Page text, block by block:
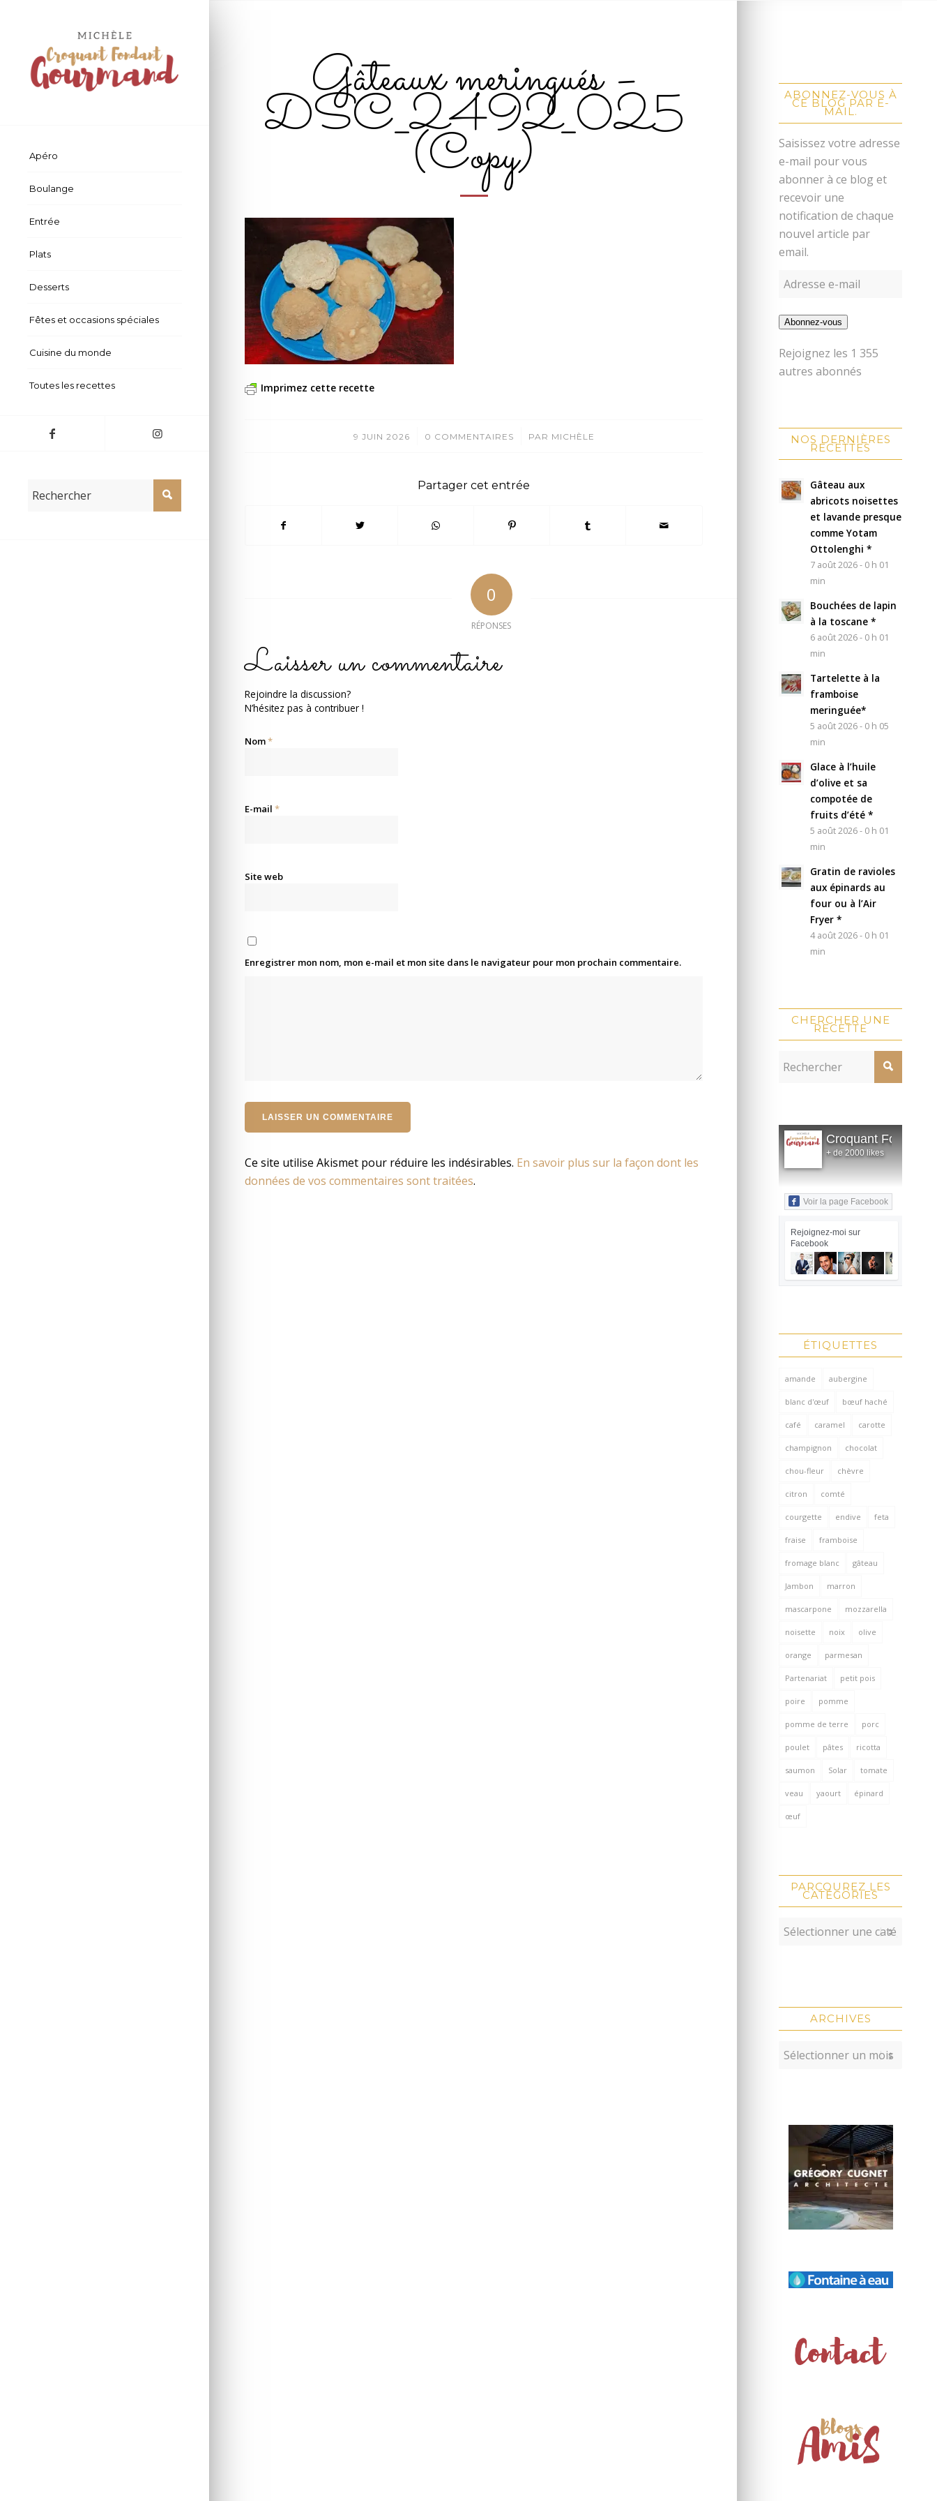
Apéro
Boulange
Entrée
Plats
Desserts
Fêtes et occasions spéciales
Cuisine du monde
Toutes les recettes
Gâteaux meringués –
DSC_2492_025
(Copy)
Imprimez cette recette
9 JUIN 2026
/ 0 COMMENTAIRES
/ PAR MICHÈLE
Partager cet entrée
0
RÉPONSES
Laisser un commentaire
Rejoindre la discussion?
N’hésitez pas à contribuer !
Nom*
E-mail *
Site web
Enregistrer mon nom, mon e-mail et mon site dans le navigateur pour mon prochain commentaire.
Ce site utilise Akismet pour réduire les indésirables. En savoir plus sur la façon dont les
données de vos commentaires sont traitées.
ABONNEZ-VOUS À
CE BLOG PAR E-
MAIL.
Saisissez votre adresse
e-mail pour vous
abonner à ce blog et
recevoir une
notification de chaque
nouvel article par
email.
Abonnez-vous
Rejoignez les 1 355
autres abonnés
NOS DERNIÈRES
RECETTES
Gâteau aux
abricots noisettes
et lavande presque
comme Yotam
Ottolenghi *
7 août 2026 - 0 h 01
min
Bouchées de lapin
à la toscane *
6 août 2026 - 0 h 01
min
Tartelette à la
framboise
meringuée*
5 août 2026 - 0 h 05
min
Glace à l’huile
d’olive et sa
compotée de
fruits d’été *
5 août 2026 - 0 h 01
min
Gratin de ravioles
aux épinards au
four ou à l’Air
Fryer *
4 août 2026 - 0 h 01
min
CHERCHER UNE
RECETTE
Croquant Fondant
+ de 2000 likes
Voir la page Facebook
Rejoignez-moi sur
Facebook
ÉTIQUETTES
amande aubergine
blanc d'œuf bœuf haché
café caramel carotte
champignon chocolat
chou-fleur chèvre
citron comté
courgette endive feta
fraise framboise
fromage blanc gâteau
Jambon marron
mascarpone mozzarella
noisette noix olive
orange parmesan
Partenariat petit pois
poire pomme
pomme de terre porc
poulet pâtes ricotta
saumon Solar tomate
veau yaourt épinard
œuf
PARCOUREZ LES
CATÉGORIES
ARCHIVES